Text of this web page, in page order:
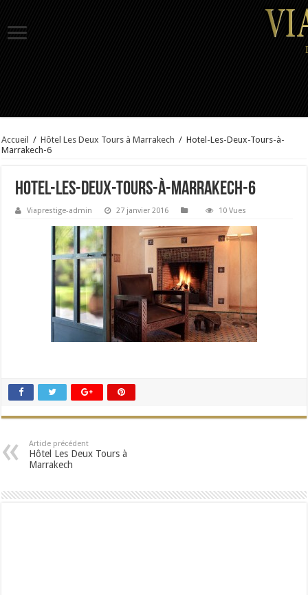
Accueil / Hôtel Les Deux Tours à Marrakech / Hotel-Les-Deux-Tours-à-
Marrakech-6
Hotel-Les-Deux-Tours-à-Marrakech-6
Viaprestige-admin 27 janvier 2016 10 Vues
Article précédent
Hôtel Les Deux Tours à
Marrakech